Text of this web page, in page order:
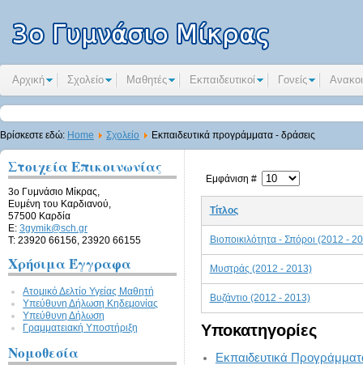
Αρχική Σχολείο Μαθητές Εκπαιδευτικοί Γονείς
Βρίσκεστε εδώ: Home Σχολείο Εκπαιδευτικά προγράμματα - δράσεις
Στοιχεία Επικοινωνίας
3ο Γυμνάσιο Μίκρας,
Ευμένη του Καρδιανού,
57500 Καρδία
E: 3gymik@sch.gr
Τ: 23920 66156, 23920 66155
Χρήσιμα Έγγραφα
Ατομικό Δελτίο Υγείας Μαθητή
Υπεύθυνη Δήλωση Kηδεμονίας
Υπεύθυνη Δήλωση
Γραμματειακή Υποστήριξη
Νομοθεσία
Εμφάνιση #
Τίτλος
Βιοποικιλότητα - Σπόροι (2012 -
Μυστράς (2012 - 2013)
Βυζάντιο (2012 - 2013)
Υποκατηγορίες
Εκπαιδευτικά